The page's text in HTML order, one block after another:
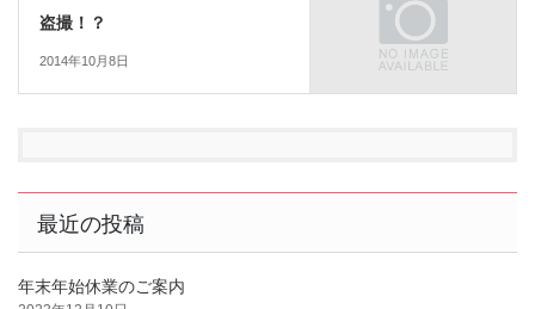
盗撮！？
2014年10月8日
最近の投稿
年末年始休業のご案内